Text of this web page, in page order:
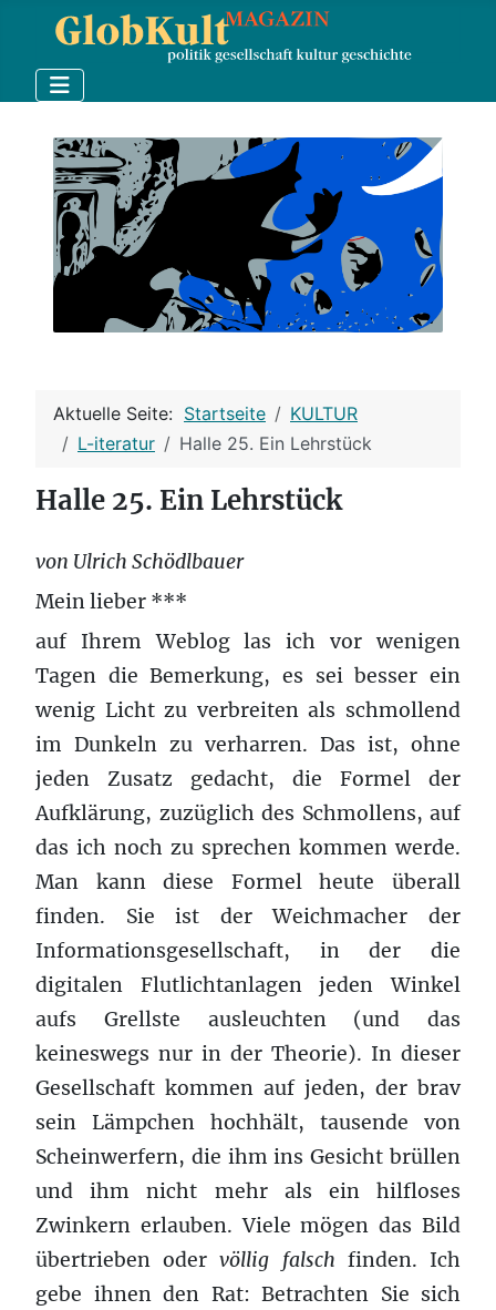
Aktuelle Seite: Startseite
KULTUR
L-iteratur
Halle 25. Ein Lehrstück
Halle 25. Ein Lehrstück
von Ulrich Schödlbauer
Mein lieber ***
auf Ihrem Weblog las ich vor wenigen
Tagen die Bemerkung, es sei besser ein
wenig Licht zu verbreiten als schmollend
im Dunkeln zu verharren. Das ist, ohne
jeden Zusatz gedacht, die Formel der
Aufklärung, zuzüglich des Schmollens, auf
das ich noch zu sprechen kommen werde.
Man kann diese Formel heute überall
finden. Sie ist der Weichmacher der
Informationsgesellschaft, in der die
digitalen Flutlichtanlagen jeden Winkel
aufs Grellste ausleuchten (und das
keineswegs nur in der Theorie). In dieser
Gesellschaft kommen auf jeden, der brav
sein Lämpchen hochhält, tausende von
Scheinwerfern, die ihm ins Gesicht brüllen
und ihm nicht mehr als ein hilfloses
Zwinkern erlauben. Viele mögen das Bild
übertrieben odervöllig falsch finden. Ich
gebe ihnen den Rat: Betrachten Sie sich